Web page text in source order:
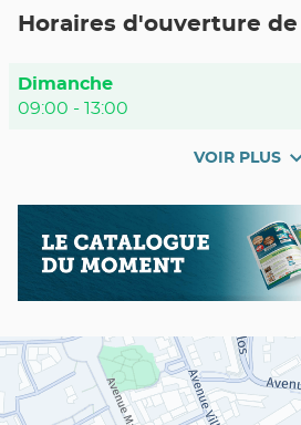
DE
Horaires d'ouverture
Horaires
d'ouverture
Dimanche
09:00 - 13:00
VOIR PLUS
et
horaires
d'ouverture
du
Utile
NICE
Raimbaldi
promos
moment